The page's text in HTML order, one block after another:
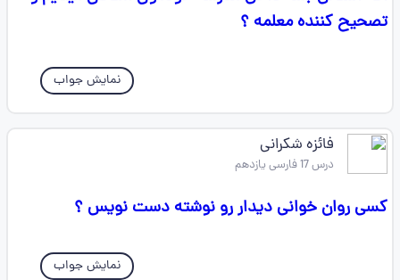
تصحیح کننده معلمه ؟
نمایش جواب
فائزه شکرانی
درس 17 فارسی یازدهم
کسی روان خوانی دیدار رو نوشته دست نویس ؟
نمایش جواب